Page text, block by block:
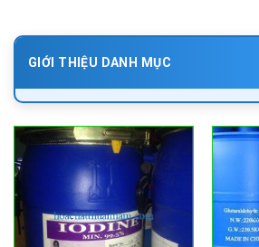
GIỚI THIỆU DANH MỤC
Hóa chất xử lý nước là gì?
quan cần biết
Hóa chất xử lý nước là nhóm sản phẩm
thiện chất lượng nước. Chúng được sử
lĩnh vực khác nhau. Phổ biến nhất là
sản xuất và nước thải.